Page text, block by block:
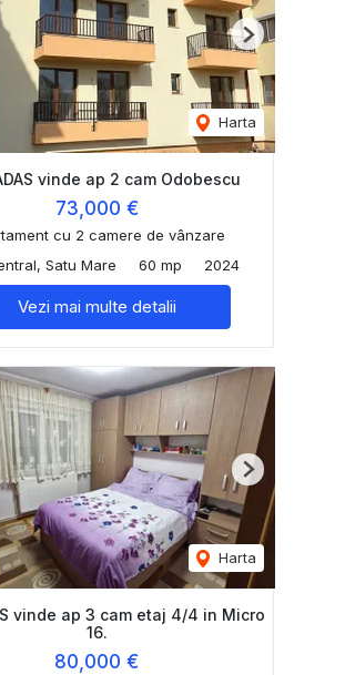
Harta
Next
vinde ap 2 cam Odobescu
73,000 €
cu 2 camere de vânzare
Satu Mare
60 mp 2024
Vezi mai multe detalii
Harta
Next
vinde ap 3 cam etaj 4/4 in Micro
16.
80,000 €